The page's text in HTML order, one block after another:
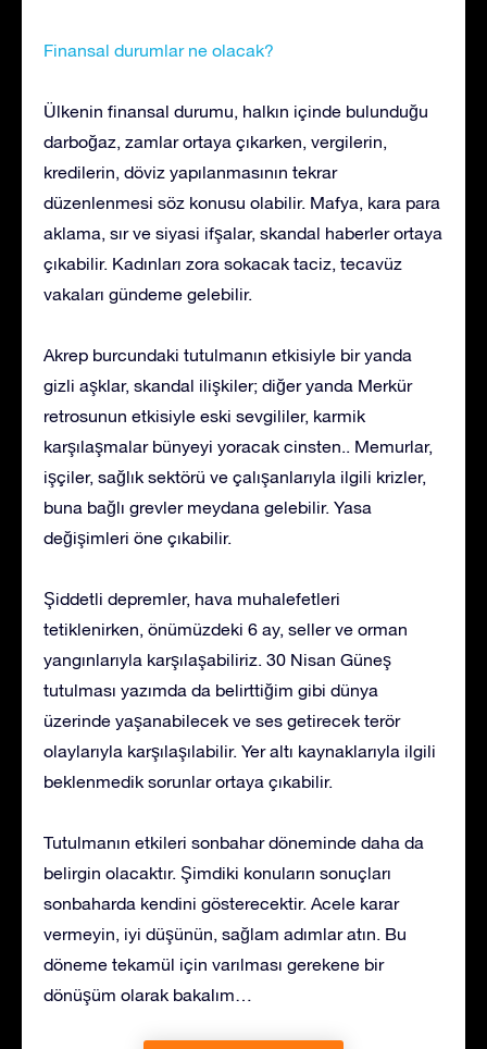
Finansal durumlar ne olacak?
Ülkenin finansal durumu, halkın içinde bulunduğu
darboğaz, zamlar ortaya çıkarken, vergilerin,
kredilerin, döviz yapılanmasının tekrar
düzenlenmesi söz konusu olabilir. Mafya, kara para
aklama, sır ve siyasi ifşalar, skandal haberler ortaya
çıkabilir. Kadınları zora sokacak taciz, tecavüz
vakaları gündeme gelebilir.
Akrep burcundaki tutulmanın etkisiyle bir yanda
gizli aşklar, skandal ilişkiler; diğer yanda Merkür
retrosunun etkisiyle eski sevgililer, karmik
karşılaşmalar bünyeyi yoracak cinsten.. Memurlar,
işçiler, sağlık sektörü ve çalışanlarıyla ilgili krizler,
buna bağlı grevler meydana gelebilir. Yasa
değişimleri öne çıkabilir.
Şiddetli depremler, hava muhalefetleri
tetiklenirken, önümüzdeki 6 ay, seller ve orman
yangınlarıyla karşılaşabiliriz. 30 Nisan Güneş
tutulması yazımda da belirttiğim gibi dünya
üzerinde yaşanabilecek ve ses getirecek terör
olaylarıyla karşılaşılabilir. Yer altı kaynaklarıyla ilgili
beklenmedik sorunlar ortaya çıkabilir.
Tutulmanın etkileri sonbahar döneminde daha da
belirgin olacaktır. Şimdiki konuların sonuçları
sonbaharda kendini gösterecektir. Acele karar
vermeyin, iyi düşünün, sağlam adımlar atın. Bu
döneme tekamül için varılması gerekene bir
dönüşüm olarak bakalım…